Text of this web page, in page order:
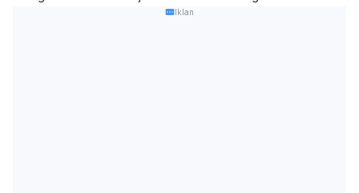
Iklan